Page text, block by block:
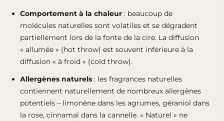
Comportement à la chaleur : beaucoup de
molécules naturelles sont volatiles et se dégradent
partiellement lors de la fonte de la cire. La diffusion
« allumée » (hot throw) est souvent inférieure à la
diffusion « à froid » (cold throw).
Allergènes naturels : les fragrances naturelles
contiennent naturellement de nombreux allergènes
potentiels – limonène dans les agrumes, géraniol dans
la rose, cinnamal dans la cannelle. « Naturel » ne